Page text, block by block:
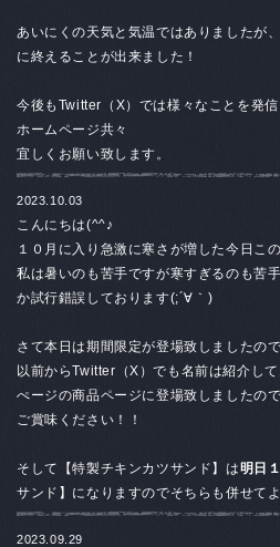
あいにくの天気と気温ではありましたが
に終えることが出来ました！
今後もTwitter（X）では様々なことを発
ホームページ共々
宜しくお願い致します。
2023.10.03
こんにちは(^^♪
１０月に入り急激に寒さが増した今日こ
私は暑いのも苦手ですが寒すぎるのも苦
か試行錯誤しております(;´∀｀)
さて本日は期間限定が登場致しましたの
以前からTwitter（X）でも名前は紹介し
ぺージの商品ページに登場致しましたの
ご賞味ください！！
そして【特製チキンカツサンド】は 明日
サンド】になりますのでそちらも併せて
2023.09.29